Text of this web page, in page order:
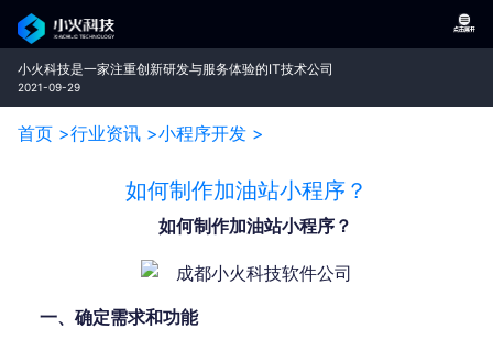
小火科技是一家注重创新研发与服务体验的IT技术公司
2021-09-29
首页 >行业资讯 >小程序开发 >
如何制作加油站小程序？
如何制作加油站小程序？
一、确定需求和功能